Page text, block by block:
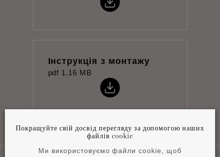
Інструкція з монтажу
pdf 1.16 MB
Покращуйте свій досвід перегляду за допомогою наших
файлів cookie
Ми використовуємо файли cookie, щоб